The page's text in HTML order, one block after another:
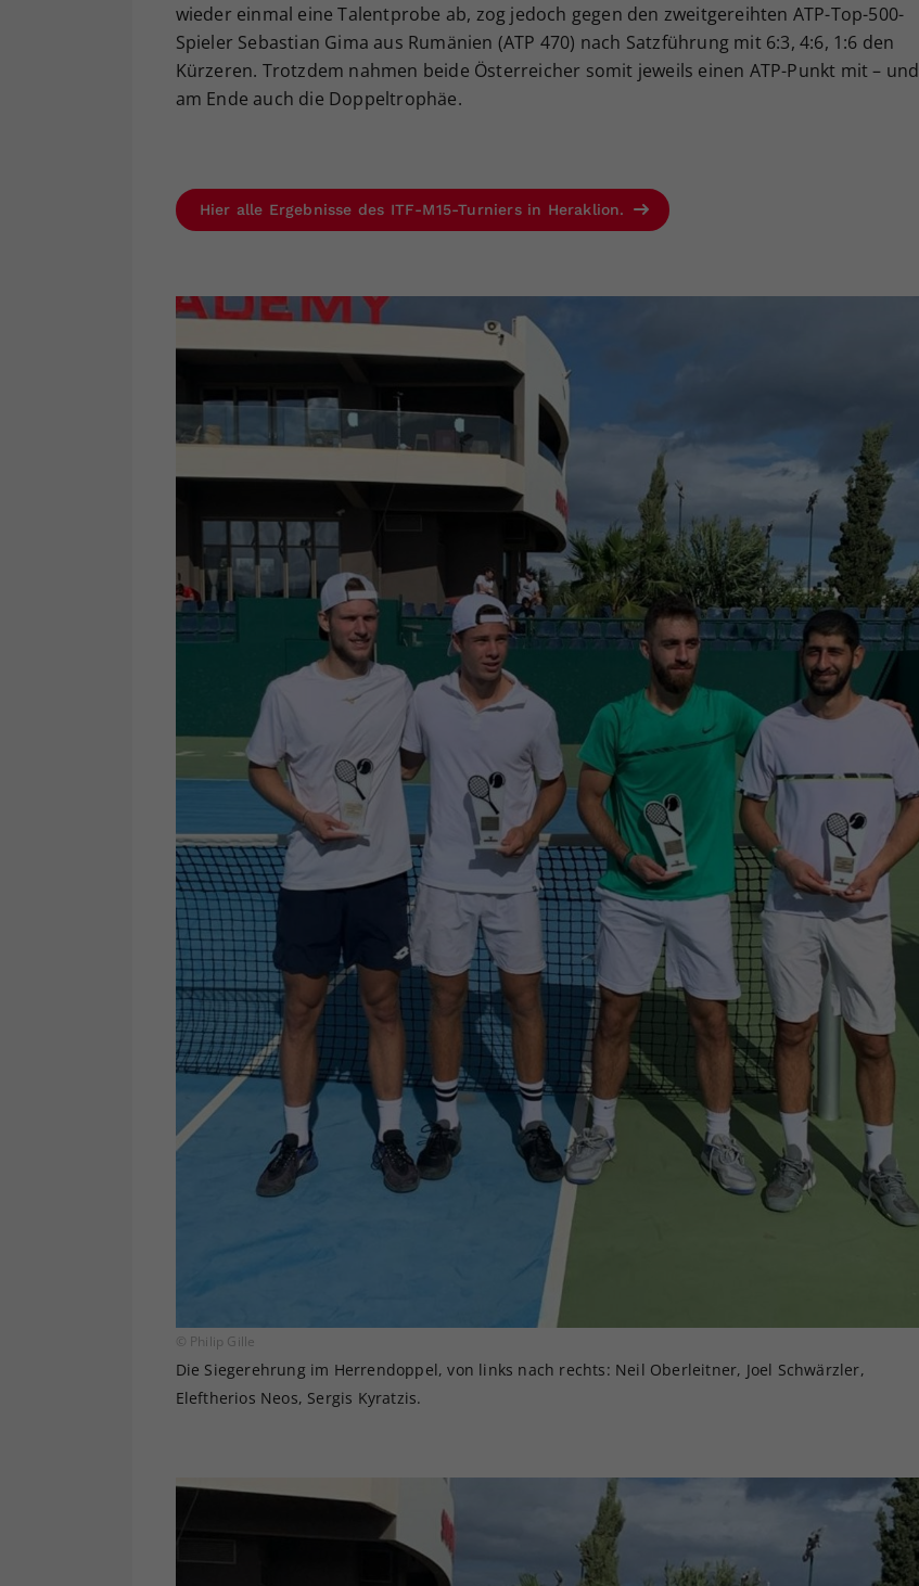
wieder einmal eine Talentprobe ab, zog jedoch gegen den zweitgereihten ATP-Top-500-
Spieler Sebastian Gima aus Rumänien (ATP 470) nach Satzführung mit 6:3, 4:6, 1:6 den
Kürzeren. Trotzdem nahmen beide Österreicher somit jeweils einen ATP-Punkt mit – und
am Ende auch die Doppeltrophäe.
Hier alle Ergebnisse des ITF-M15-Turniers in Heraklion.
© Philip Gille
Die Siegerehrung im Herrendoppel, von links nach rechts: Neil Oberleitner, Joel Schwärzler,
Eleftherios Neos, Sergis Kyratzis.